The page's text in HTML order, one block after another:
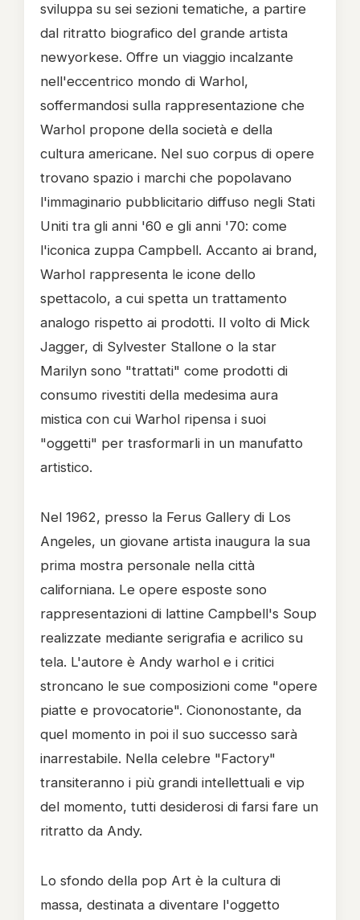
sviluppa su sei sezioni tematiche, a partire
dal ritratto biografico del grande artista
newyorkese. Offre un viaggio incalzante
nell'eccentrico mondo di Warhol,
soffermandosi sulla rappresentazione che
Warhol propone della società e della
cultura americane. Nel suo corpus di opere
trovano spazio i marchi che popolavano
l'immaginario pubblicitario diffuso negli Stati
Uniti tra gli anni '60 e gli anni '70: come
l'iconica zuppa Campbell. Accanto ai brand,
Warhol rappresenta le icone dello
spettacolo, a cui spetta un trattamento
analogo rispetto ai prodotti. Il volto di Mick
Jagger, di Sylvester Stallone o la star
Marilyn sono "trattati" come prodotti di
consumo rivestiti della medesima aura
mistica con cui Warhol ripensa i suoi
"oggetti" per trasformarli in un manufatto
artistico.
Nel 1962, presso la Ferus Gallery di Los
Angeles, un giovane artista inaugura la sua
prima mostra personale nella città
californiana. Le opere esposte sono
rappresentazioni di lattine Campbell's Soup
realizzate mediante serigrafia e acrilico su
tela. L'autore è Andy warhol e i critici
stroncano le sue composizioni come "opere
piatte e provocatorie". Ciononostante, da
quel momento in poi il suo successo sarà
inarrestabile. Nella celebre "Factory"
transiteranno i più grandi intellettuali e vip
del momento, tutti desiderosi di farsi fare un
ritratto da Andy.
Lo sfondo della pop Art è la cultura di
massa, destinata a diventare l'oggetto